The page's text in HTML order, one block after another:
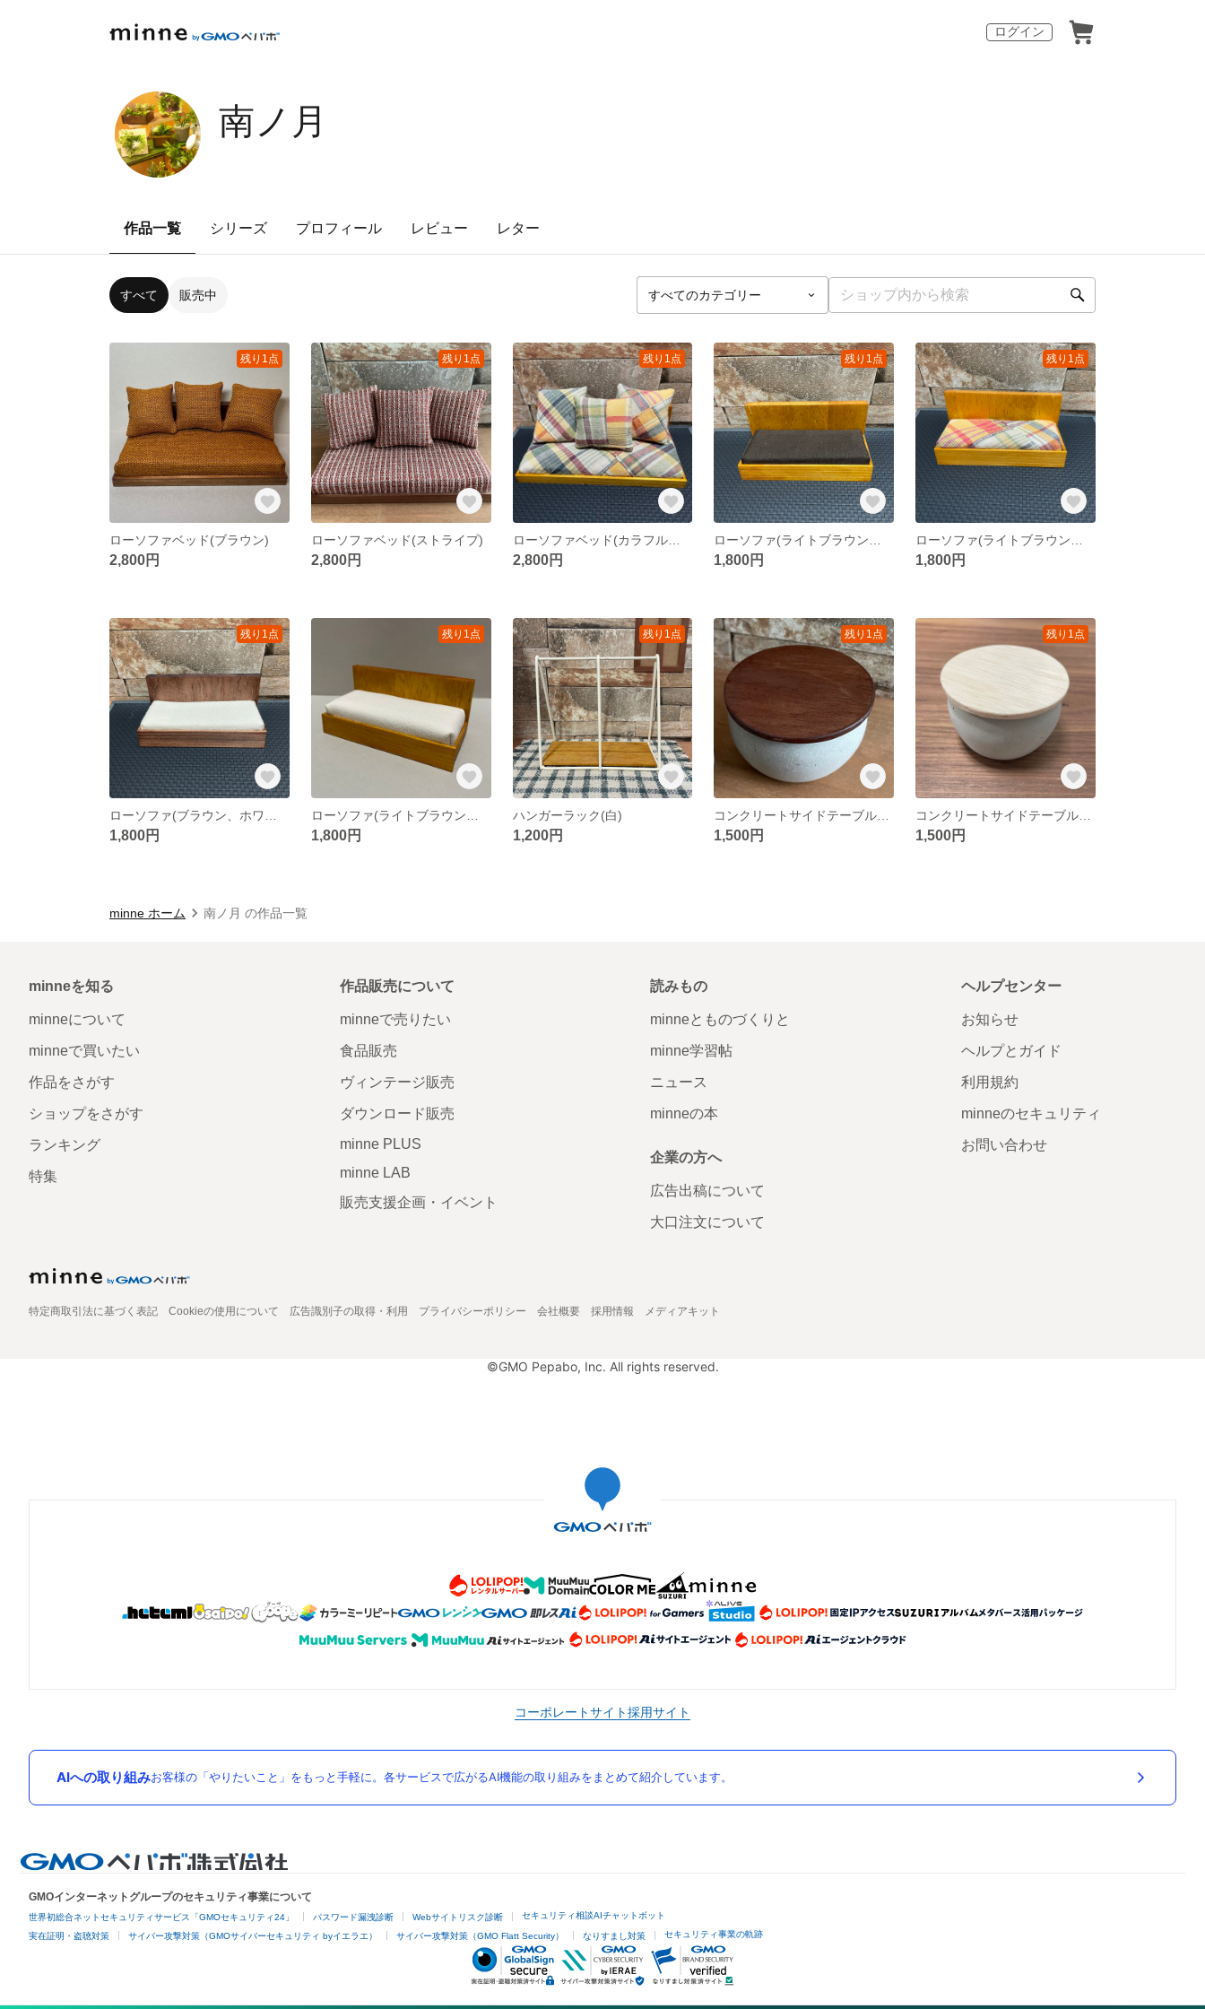
ログイン
南ノ月
作品一覧 シリーズ プロフィール レビュー レター
すべて 販売中
残り1点
ローソファベッド(ブラウン)
2,800円
残り1点
ローソファベッド(ストライプ)
2,800円
残り1点
ローソファベッド(カラフルチェック)
2,800円
残り1点
1,800円
残り1点
1,800円
残り1点
1,800円
残り1点
1,800円
残り1点
ハンガーラック(白)
1,200円
残り1点
1,500円
残り1点
1,500円
minne ホーム 南ノ月 の作品一覧
minneを知る
minneについて
minneで買いたい
作品をさがす
ショップをさがす
ランキング
特集
作品販売について
minneで売りたい
食品販売
ヴィンテージ販売
ダウンロード販売
minne PLUS
minne LAB
販売支援企画・イベント
読みもの
minneとものづくりと
minne学習帖
ニュース
minneの本
企業の方へ
広告出稿について
大口注文について
ヘルプセンター
お知らせ
ヘルプとガイド
利用規約
minneのセキュリティ
お問い合わせ
特定商取引法に基づく表記 Cookieの使用について 広告識別子の取得・利用 プライバシーポリシー 会社概要 採用情報 メディアキット
©GMO Pepabo, Inc. All rights reserved.
コーポレートサイト採用サイト
AIへの取り組みお客様の「やりたいこと」をもっと手軽に。各サービスで広がるAI機能の取り組みをまとめて紹介しています。
GMOインターネットグループのセキュリティ事業について
世界初総合ネットセキュリティサービス「GMOセキュリティ24」 パスワード漏洩診断 Webサイトリスク診断 セキュリティ相談AIチャットボット
実在証明・盗聴対策 サイバー攻撃対策（GMOサイバーセキュリティ byイエラエ） サイバー攻撃対策（GMO Flatt Security） なりすまし対策 セキュリティ事業の軌跡